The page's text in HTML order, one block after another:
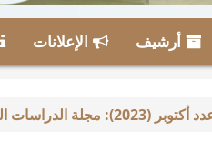
أرشيف الإعلانات